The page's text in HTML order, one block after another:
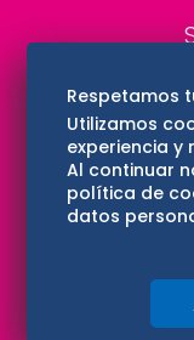
Aviso
Respetamos
Utilizamos
experiencia
Al continuar
política de
datos